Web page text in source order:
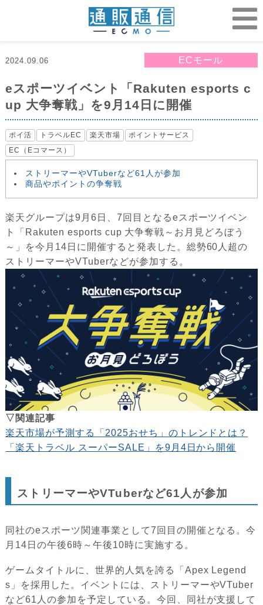
2024.09.06 ECモール
eスポーツイベント「Rakuten esports c
up 大争奪戦」を9月14日に開催
ポイ活 トラベルEC 楽天市場
ポイントサービス
EC（Eコマース）
ストリーマーやVTuberなど61人が参加
商品やポイントの争奪戦
楽天グループは9月6日、7回目となるeスポーツイベン
ト「Rakuten esports cup ⼤争奪戦～お月見どろぼう
～」を今月14日に開催すると発表した。総勢60人超の
ストリーマーやVTuberなどが参加する。
▽関連記事
楽天市場が予測する「2025おせち」のトレンドとは？
「楽天トラベル スーパーSALE」を9月4日から開催
ストリーマーやVTuberなど61人が参加
同社のeスポーツ関連事業として7回目の開催となる。今
月14日の午後6時～午後10時に実施する。
ゲームタイトルに、世界的人気を誇る「Apex Legend
s」を採用した。イベントには、ストリーマーやVTuber
など61人の参加を予定している。今回、同社が支援して